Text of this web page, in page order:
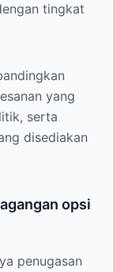
tingkat
yang
serta
disediakan
opsi
penugasan